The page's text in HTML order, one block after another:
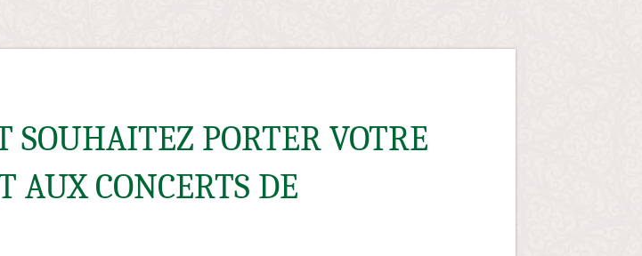
SOUHAITEZ PORTER VOTRE
AUX CONCERTS DE